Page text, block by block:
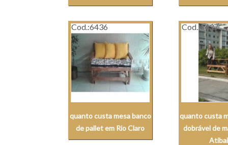
Cod.:6436
quanto custa mesa banco
de pallet em Rio Claro
Cod.:6437
quanto custa
dobrável de